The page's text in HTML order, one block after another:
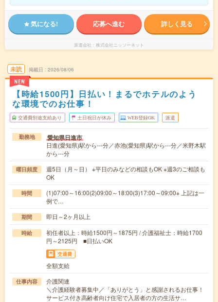
気になる! 応募へ進む 詳しく見る
派遣会社 株式会社ニッソーネット
未読
NEW
掲載日 2026/08/06
【時給1500円】日払い！まるでホテルのよう
な環境でのお仕事！
交通費別途支給あり 土日祝日が休み WEB登録OK 派遣
勤務地 愛知県日進市
日進(愛知県)駅から---分／赤池(愛知県)駅から---分／米野木駅
から---分
曜日頻度
週5日（月～日） ※平日のみなどの相談もOK ※週3のご相談も
OK
時間
(1)07:00～16:00(2)09:00～18:00(3)17:00～09:00※ 上記は一
例で…
期間 即日～2ヶ月以上
時給
初任者以上：時給1500円～1875円 / 介護福祉士：時給1700
円～2125円 ■日払いOK
交通費
全額支給
仕事内容
介護関連
＼介護経験者募集中／「ありがとう」と感謝されるお仕事！
サービス付き高齢者向け住宅で入居者の方の生活サ…